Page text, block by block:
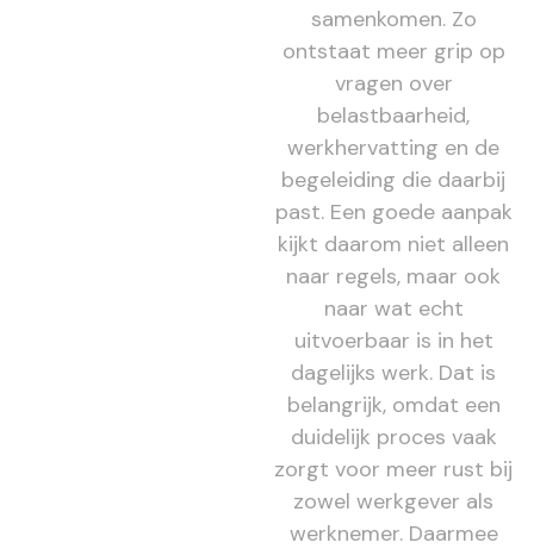
samenkomen. Zo
ontstaat meer grip op
vragen over
belastbaarheid,
werkhervatting en de
begeleiding die daarbij
past. Een goede aanpak
kijkt daarom niet alleen
naar regels, maar ook
naar wat echt
uitvoerbaar is in het
dagelijks werk. Dat is
belangrijk, omdat een
duidelijk proces vaak
zorgt voor meer rust bij
zowel werkgever als
werknemer. Daarmee